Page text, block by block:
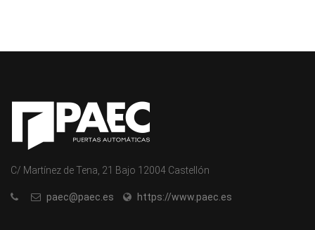
C/ Martínez de Tena, 21 Bajo 12004 Castellón
paec@paec.es https://www.paec.es